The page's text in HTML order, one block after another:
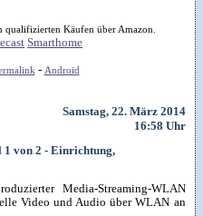
Käufen über Amazon.
Smarthome
- Android
Samstag, 22. März 2014
16:58 Uhr
1 von 2 - Einrichtung,
Media-Streaming-WLAN
Video und Audio über WLAN an